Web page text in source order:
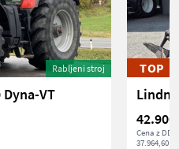
Rabljeni stroj
Dyna-VT
TOP
42.900
Cena z
37.964,60 €